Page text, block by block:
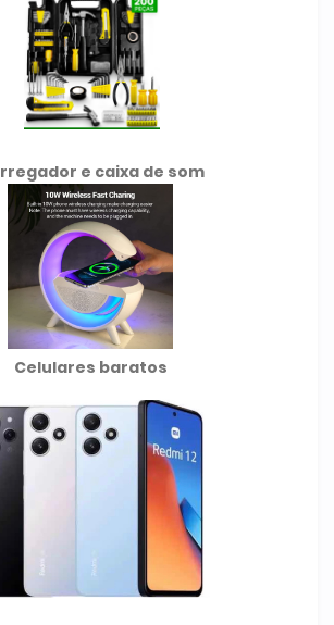
e caixa de som
Celulares baratos